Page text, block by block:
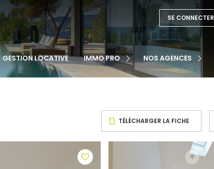
SE CONNECTER
GESTION LOCATIVE IMMO PRO
VENTE
LOCATION
NOS AGENCES
NOTRE ÉQUIPE
TÉLÉCHARGER LA FICHE